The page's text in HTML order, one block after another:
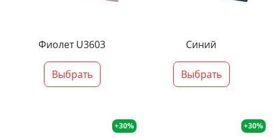
Фиолет U3603
Выбрать
Синий
Выбрать
+30% +30%